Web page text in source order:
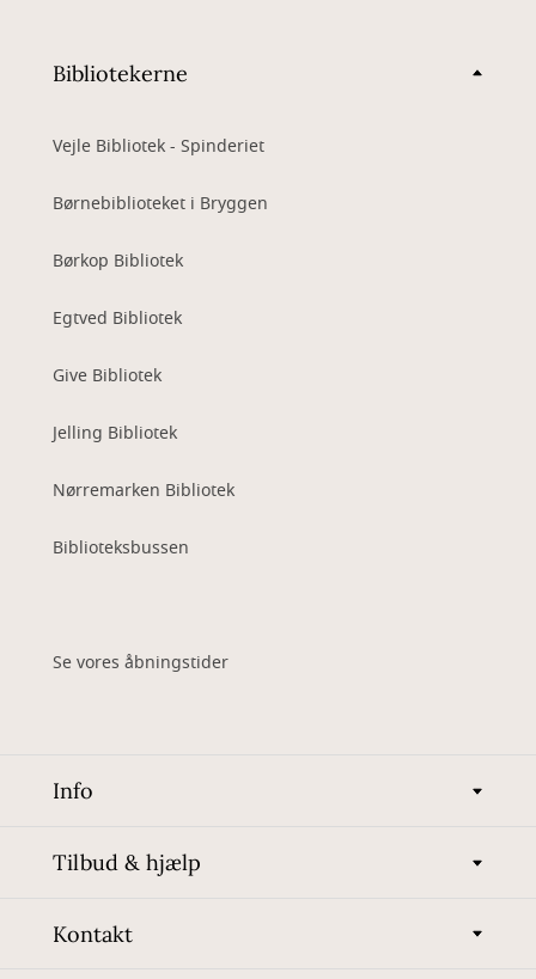
Bibliotekerne
Vejle Bibliotek - Spinderiet
Børnebiblioteket i Bryggen
Børkop Bibliotek
Egtved Bibliotek
Give Bibliotek
Jelling Bibliotek
Nørremarken Bibliotek
Biblioteksbussen
Se vores åbningstider
Info
Tilbud & hjælp
Kontakt